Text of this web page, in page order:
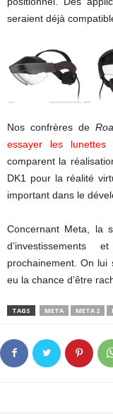
seraient déjà
Nos confrères de
essayer les lunettes
comparent la
DK1 pour la réalité
important dans le
Concernant Meta, la
prochainement. On lui
eu la chance d’être
TAGS META META 2